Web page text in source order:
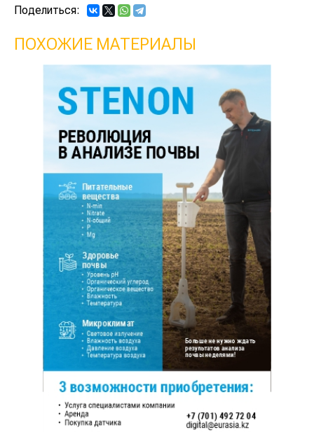
Поделиться:
ПОХОЖИЕ МАТЕРИАЛЫ